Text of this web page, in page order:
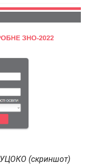
УЦОКО (скриншот)